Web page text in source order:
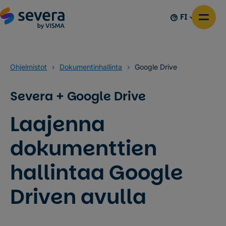
FI
Ohjelmistot › Dokumentinhallinta › Google Drive
Severa + Google Drive
Laajenna
dokumenttien
hallintaa Google
Driven avulla